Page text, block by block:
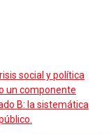
social y política
un componente
B: la sistemática